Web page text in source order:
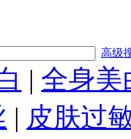
高级
| 全身美
| 皮肤过